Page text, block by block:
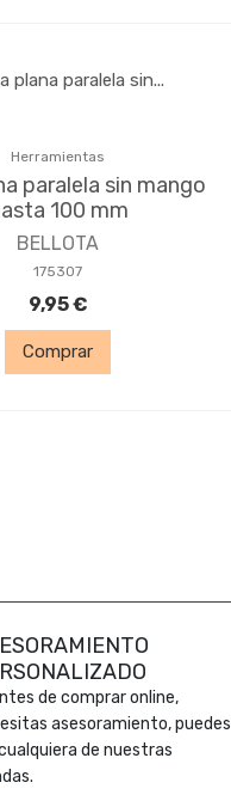
Herramientas
paralela sin mango
100 mm
BELLOTA
175307
9,95 €
Comprar
de comprar online,
asesoramiento, puedes
de nuestras